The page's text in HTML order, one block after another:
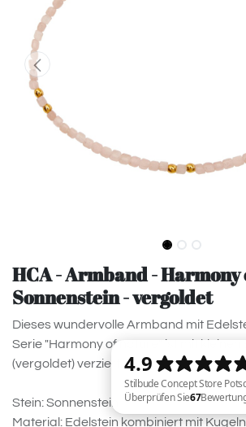
HCA - Armband -
Sonnenstein - vergoldet
Dieses wundervolle Armband mit
Serie "Harmony of nature" ist mit
(vergoldet) verziert.
Stein: Sonnenstein
Material: Edelstein kombiniert mit